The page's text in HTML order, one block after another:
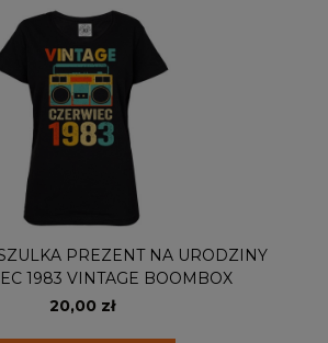
PREZENT NA URODZINY
1983 VINTAGE BOOMBOX
20,00 zł